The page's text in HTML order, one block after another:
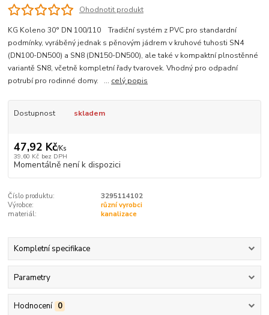
Ohodnotit produkt
KG Koleno 30° DN 100/110 Tradiční systém z PVC pro standardní
podmínky, vyráběný jednak s pěnovým jádrem v kruhové tuhosti SN4
(DN100-DN500) a SN8 (DN150-DN500), ale také v kompaktní plnostěnné
variantě SN8, včetně kompletní řady tvarovek. Vhodný pro odpadní
potrubí pro rodinné domy. ... celý popis
Dostupnost skladem
47,92 Kč/Ks
39,60 Kč bez DPH
Momentálně není k dispozici
Číslo produktu:
3295114102
Výrobce:
různí vyrobci
materiál:
kanalizace
Kompletní specifikace
Parametry
Hodnocení 0